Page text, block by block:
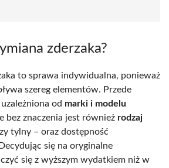
zderzaka?
to sprawa indywidualna, ponieważ
szereg elementów. Przede
od marki i modelu
bez znaczenia jest również rodzaj
tylny – oraz dostępność
się na oryginalne
się z wyższym wydatkiem niż w